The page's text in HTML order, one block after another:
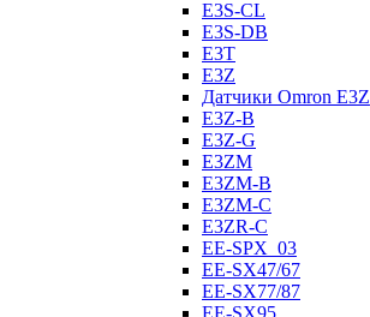
E3S-CL
E3S-DB
E3T
E3Z
Датчики Omron E3Z
E3Z-B
E3Z-G
E3ZM
E3ZM-B
E3ZM-C
E3ZR-C
EE-SPX_03
EE-SX47/67
EE-SX77/87
EE-SX95